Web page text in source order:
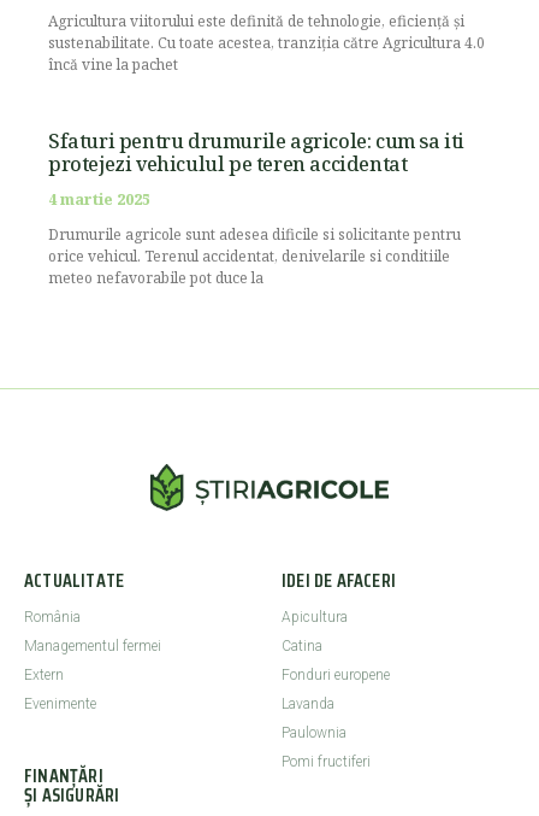
Agricultura viitorului este definită de tehnologie, eficiență și
sustenabilitate. Cu toate acestea, tranziția către Agricultura 4.0
încă vine la pachet
Sfaturi pentru drumurile agricole: cum sa iti
protejezi vehiculul pe teren accidentat
4 martie 2025
Drumurile agricole sunt adesea dificile si solicitante pentru
orice vehicul. Terenul accidentat, denivelarile si conditiile
meteo nefavorabile pot duce la
ACTUALITATE
România
Managementul fermei
Extern
Evenimente
FINANȚĂRI
ȘI ASIGURĂRI
IDEI DE AFACERI
Apicultura
Catina
Fonduri europene
Lavanda
Paulownia
Pomi fructiferi